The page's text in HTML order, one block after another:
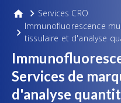
Services CRO
Immunofluorescence
tissulaire et d'analyse
Services de
d'analyse